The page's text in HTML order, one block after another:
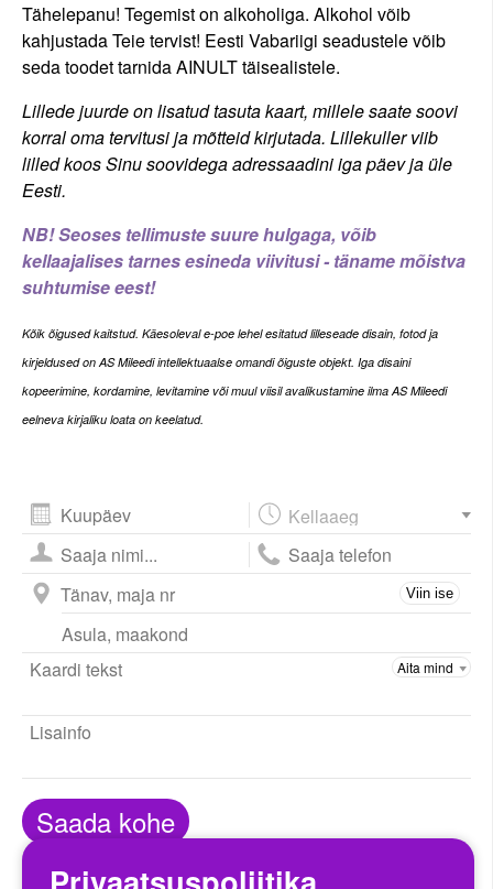
Tähelepanu! Tegemist on alkoholiga. Alkohol võib
kahjustada Teie tervist! Eesti Vabariigi seadustele võib
seda toodet tarnida AINULT täisealistele.
Lillede juurde on lisatud tasuta kaart, millele saate soovi
korral oma tervitusi ja mõtteid kirjutada. Lillekuller viib
lilled koos Sinu soovidega adressaadini iga päev ja üle
Eesti.
NB! Seoses tellimuste suure hulgaga, võib
kellaajalises tarnes esineda viivitusi - täname mõistva
suhtumise eest!
Kõik õigused kaitstud. Käesoleval e-poe lehel esitatud lilleseade disain, fotod ja
kirjeldused on AS Mileedi intellektuaalse omandi õiguste objekt. Iga disaini
kopeerimine, kordamine, levitamine või muul viisil avalikustamine ilma AS Mileedi
eelneva kirjaliku loata on keelatud.
August 2026
esm tei kol nel ree lau püh
27 28 2
3 4 5
10 11 16
17 18 19 20 21 22 23
31 1 2 3 4 5 6
Täna Sulge
Viin ise
Saada kohe